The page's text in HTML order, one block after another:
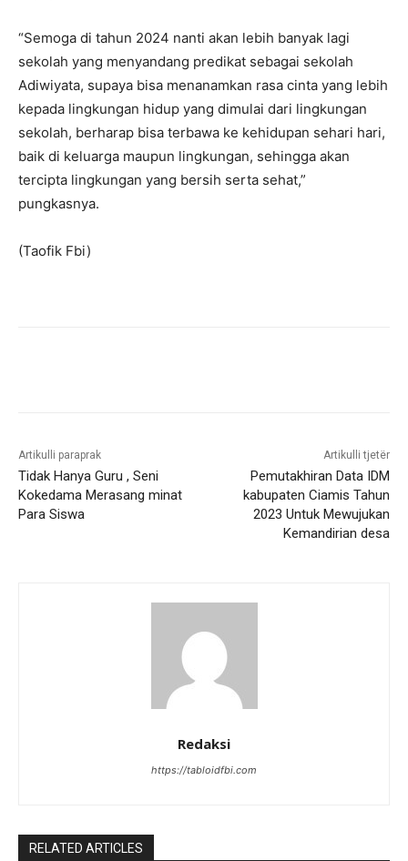
“Semoga di tahun 2024 nanti akan lebih banyak lagi
sekolah yang menyandang predikat sebagai sekolah
Adiwiyata, supaya bisa menanamkan rasa cinta yang lebih
kepada lingkungan hidup yang dimulai dari lingkungan
sekolah, berharap bisa terbawa ke kehidupan sehari hari,
baik di keluarga maupun lingkungan, sehingga akan
tercipta lingkungan yang bersih serta sehat,”
pungkasnya.
(Taofik Fbi)
Artikulli paraprak
Tidak Hanya Guru , Seni
Kokedama Merasang minat
Para Siswa
Artikulli tjetër
Pemutakhiran Data IDM
kabupaten Ciamis Tahun
2023 Untuk Mewujukan
Kemandirian desa
Redaksi
https://tabloidfbi.com
RELATED ARTICLES